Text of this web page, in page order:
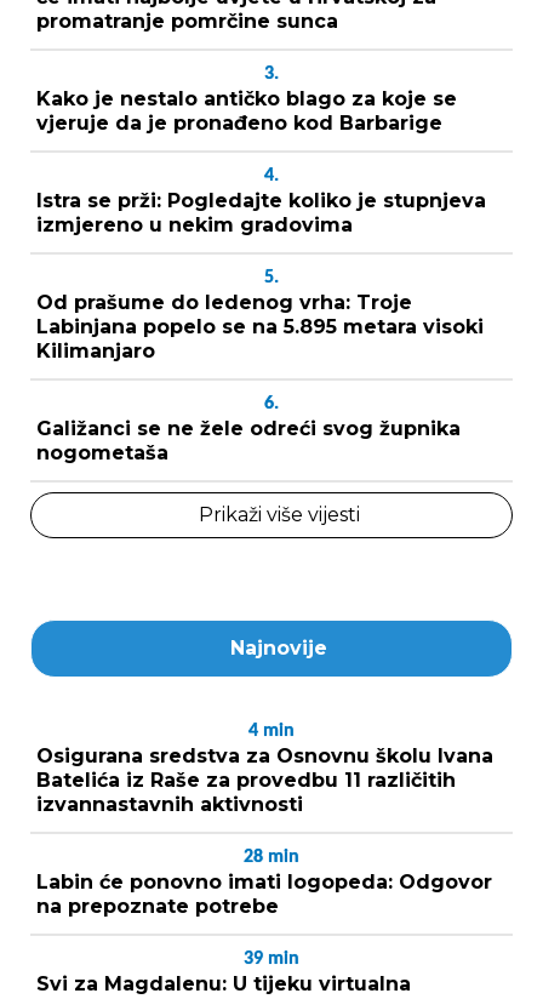
promatranje pomrčine sunca
3.
Kako je nestalo antičko blago za koje se
vjeruje da je pronađeno kod Barbarige
4.
Istra se prži: Pogledajte koliko je stupnjeva
izmjereno u nekim gradovima
5.
Od prašume do ledenog vrha: Troje
Labinjana popelo se na 5.895 metara visoki
Kilimanjaro
6.
Galižanci se ne žele odreći svog župnika
nogometaša
Prikaži više vijesti
Najnovije
4 min
Osigurana sredstva za Osnovnu školu Ivana
Batelića iz Raše za provedbu 11 različitih
izvannastavnih aktivnosti
28 min
Labin će ponovno imati logopeda: Odgovor
na prepoznate potrebe
39 min
Svi za Magdalenu: U tijeku virtualna